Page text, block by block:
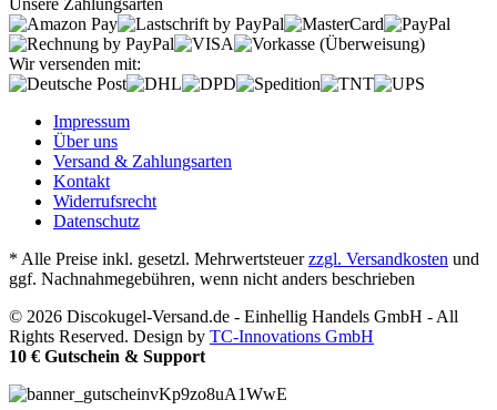
Wir versenden mit:
Impressum
Über uns
Versand & Zahlungsarten
Kontakt
Widerrufsrecht
Datenschutz
* Alle Preise inkl. gesetzl. Mehrwertsteuerzzgl. Versandkosten und
ggf. Nachnahmegebühren, wenn nicht anders beschrieben
© 2026 Discokugel-Versand.de - Einhellig Handels GmbH - All
Rights Reserved. Design by TC-Innovations GmbH
10 € Gutschein & Support